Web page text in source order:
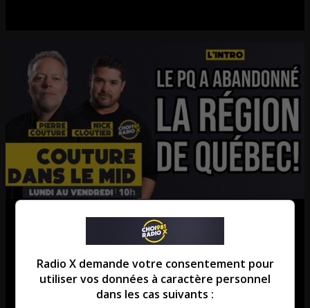
Le PQ a abandonné la région de
L’intro de Couture dans le mid
Radio X demande votre consentement pour
utiliser vos données à caractère personnel
dans les cas suivants :